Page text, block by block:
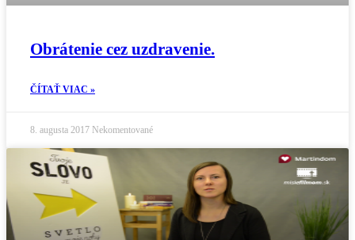
Obrátenie cez uzdravenie.
ČÍTAŤ VIAC »
8. augusta 2017 Nekomentované